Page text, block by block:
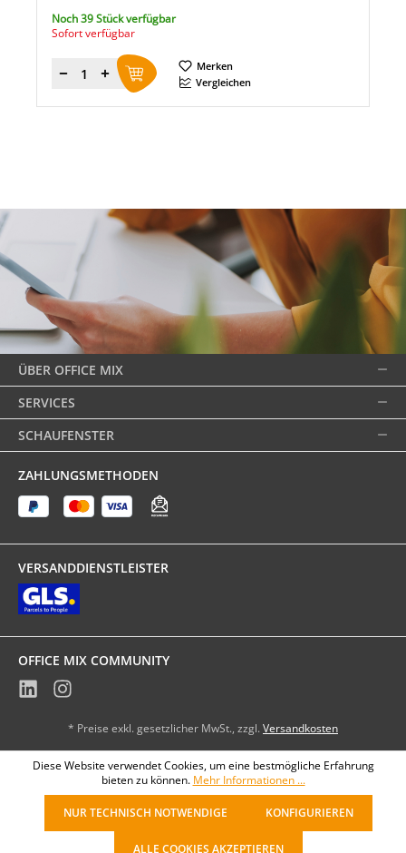
Noch 39 Stück verfügbar
Sofort verfügbar
Menge
Merken
Vergleichen
ÜBER OFFICE MIX
SERVICES
SCHAUFENSTER
ZAHLUNGSMETHODEN
VERSANDDIENSTLEISTER
OFFICE MIX COMMUNITY
* Preise exkl. gesetzlicher MwSt., zzgl. Versandkosten
Diese Website verwendet Cookies, um eine bestmögliche Erfahrung
bieten zu können. Mehr Informationen ...
NUR TECHNISCH NOTWENDIGE KONFIGURIEREN
ALLE COOKIES AKZEPTIEREN